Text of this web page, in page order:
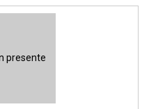
presente